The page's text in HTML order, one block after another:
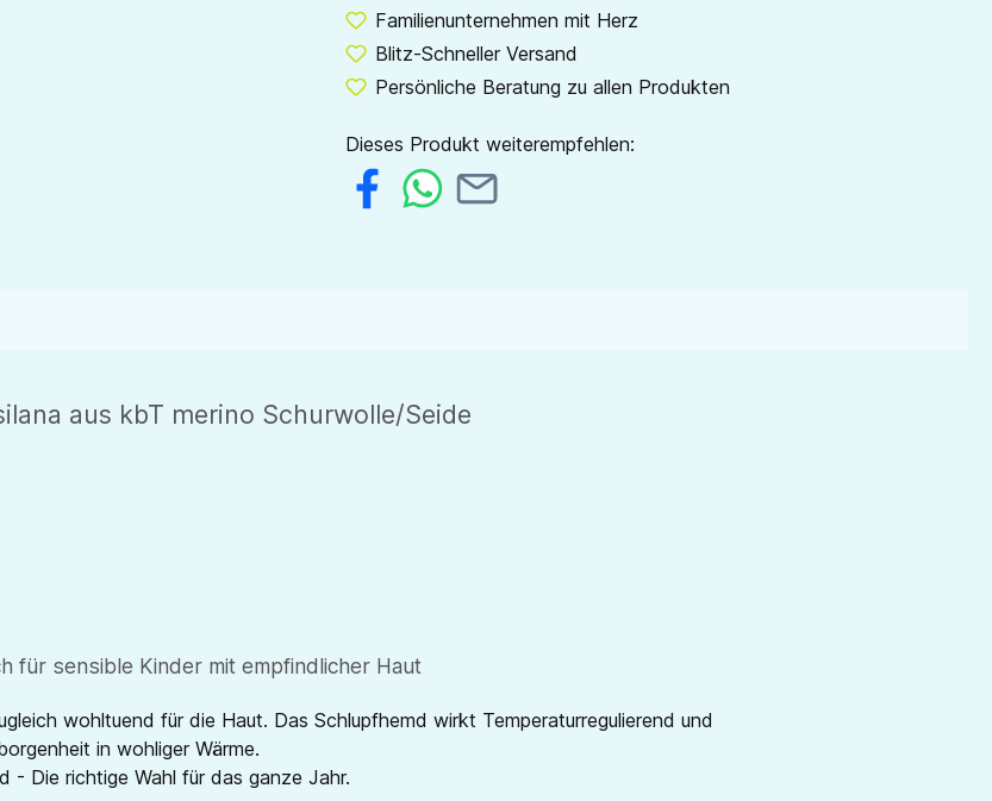
Familienunternehmen mit Herz
Blitz-Schneller Versand
Persönliche Beratung zu allen Produkten
Dieses Produkt weiterempfehlen:
aus kbT merino Schurwolle/Seide
für sensible Kinder mit empfindlicher Haut
wohltuend für die Haut. Das Schlupfhemd wirkt Temperaturregulierend und
in wohliger Wärme.
- Die richtige Wahl für das ganze Jahr.